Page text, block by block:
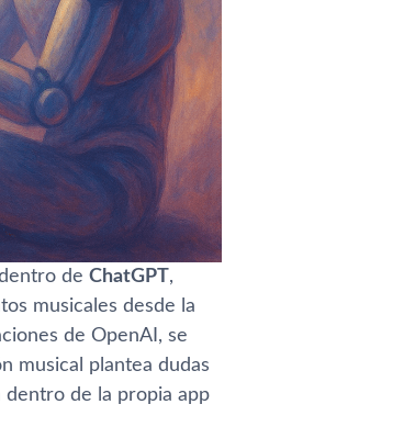
de ChatGPT,
musicales desde la
de OpenAI, se
musical plantea dudas
dentro de la propia app